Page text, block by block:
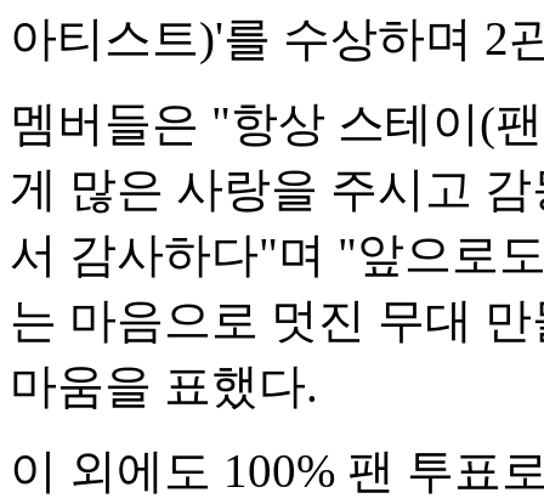
아티스트)'를 수상하며 2
멤버들은 "항상 스테이(
게 많은 사랑을 주시고
서 감사하다"며 "앞으로
는 마음으로 멋진 무대
마움을 표했다.
이 외에도 100% 팬 투표